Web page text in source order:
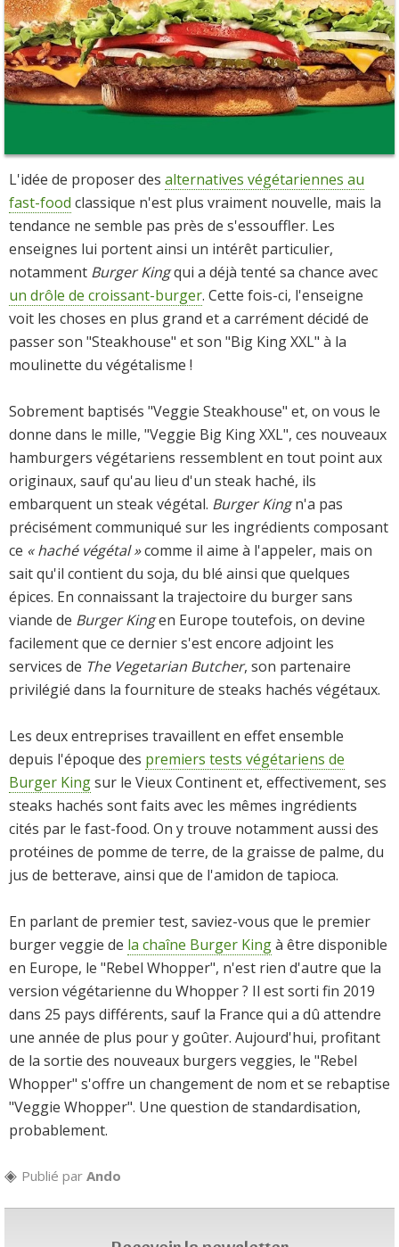
L'idée de proposer des alternatives végétariennes au
fast-food classique n'est plus vraiment nouvelle, mais la
tendance ne semble pas près de s'essouffler. Les
enseignes lui portent ainsi un intérêt particulier,
notamment Burger Kingqui a déjà tenté sa chance avec
un drôle de croissant-burger. Cette fois-ci, l'enseigne
voit les choses en plus grand et a carrément décidé de
passer son "Steakhouse" et son "Big King XXL" à la
moulinette du végétalisme !
Sobrement baptisés "Veggie Steakhouse" et, on vous le
donne dans le mille, "Veggie Big King XXL", ces nouveaux
hamburgers végétariens ressemblent en tout point aux
originaux, sauf qu'au lieu d'un steak haché, ils
embarquent un steak végétal. Burger Kingn'a pas
précisément communiqué sur les ingrédients composant
ce « haché végétal »comme il aime à l'appeler, mais on
sait qu'il contient du soja, du blé ainsi que quelques
épices. En connaissant la trajectoire du burger sans
viande de Burger Kingen Europe toutefois, on devine
facilement que ce dernier s'est encore adjoint les
services de The Vegetarian Butcher, son partenaire
privilégié dans la fourniture de steaks hachés végétaux.
Les deux entreprises travaillent en effet ensemble
depuis l'époque des premiers tests végétariens de
Burger Kingsur le Vieux Continent et, effectivement, ses
steaks hachés sont faits avec les mêmes ingrédients
cités par le fast-food. On y trouve notamment aussi des
protéines de pomme de terre, de la graisse de palme, du
jus de betterave, ainsi que de l'amidon de tapioca.
En parlant de premier test, saviez-vous que le premier
burger veggie de la chaîne Burger Kingà être disponible
en Europe, le "Rebel Whopper", n'est rien d'autre que la
version végétarienne du Whopper ? Il est sorti fin 2019
dans 25 pays différents, sauf la France qui a dû attendre
une année de plus pour y goûter. Aujourd'hui, profitant
de la sortie des nouveaux burgers veggies, le "Rebel
Whopper" s'offre un changement de nom et se rebaptise
"Veggie Whopper". Une question de standardisation,
probablement.
Publié par Ando